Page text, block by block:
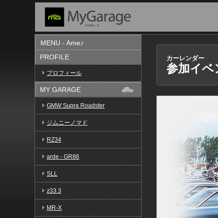
MENU - Ame♪
PROFILE
プロフィール
MY GARAGE
GMW Supra Roadster
ジムニーノマド
RZ34
arde - GR86
SLL
z33.3
MR-X
カーレンダー
参加イベ